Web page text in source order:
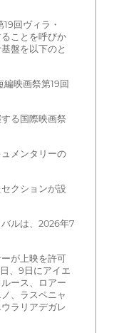
回ヴィラ・
ことを呼びか
盤を以下のと
映画祭第19回
る国際映画祭
メンタリーの
クションが設
ルは、2026年7
が上映を許可
、9日にアイエ
ース、ロアー
、ラスペニャ
ラリアデガレ